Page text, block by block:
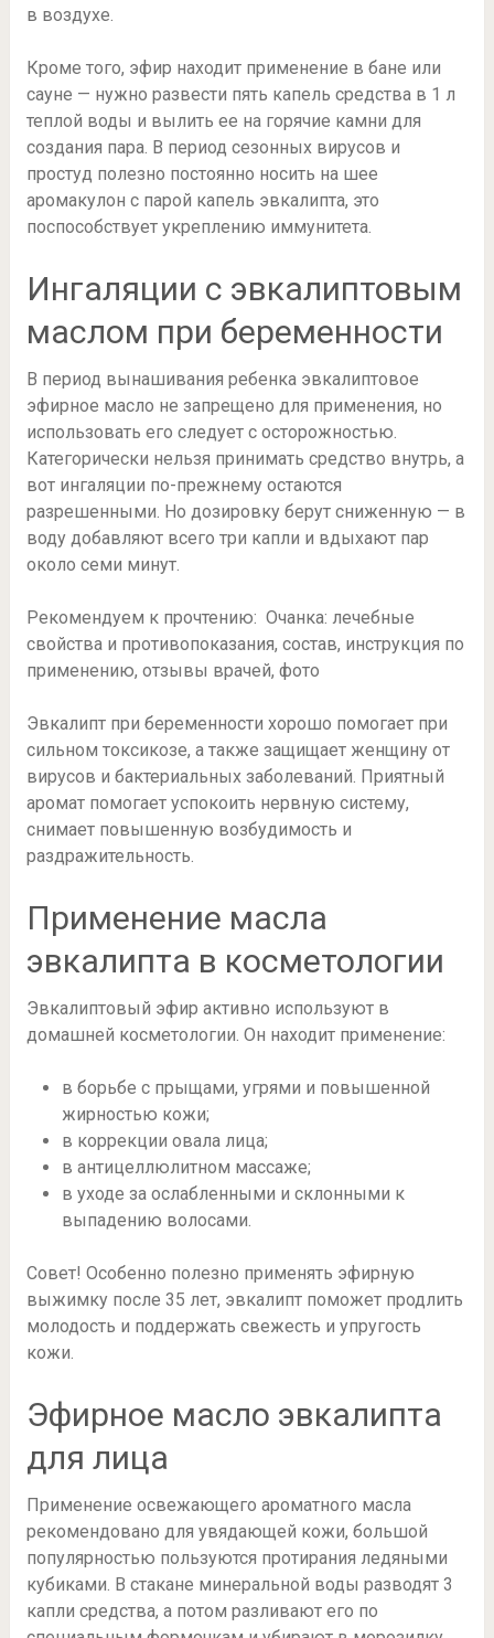
в воздухе.
Кроме того, эфир находит применение в бане или
сауне — нужно развести пять капель средства в 1 л
теплой воды и вылить ее на горячие камни для
создания пара. В период сезонных вирусов и
простуд полезно постоянно носить на шее
аромакулон с парой капель эвкалипта, это
поспособствует укреплению иммунитета.
Ингаляции с эвкалиптовым
маслом при беременности
В период вынашивания ребенка эвкалиптовое
эфирное масло не запрещено для применения, но
использовать его следует с осторожностью.
Категорически нельзя принимать средство внутрь, а
вот ингаляции по-прежнему остаются
разрешенными. Но дозировку берут сниженную — в
воду добавляют всего три капли и вдыхают пар
около семи минут.
Рекомендуем к прочтению: Очанка: лечебные
свойства и противопоказания, состав, инструкция по
применению, отзывы врачей, фото
Эвкалипт при беременности хорошо помогает при
сильном токсикозе, а также защищает женщину от
вирусов и бактериальных заболеваний. Приятный
аромат помогает успокоить нервную систему,
снимает повышенную возбудимость и
раздражительность.
Применение масла
эвкалипта в косметологии
Эвкалиптовый эфир активно используют в
домашней косметологии. Он находит применение:
в борьбе с прыщами, угрями и повышенной
жирностью кожи;
в коррекции овала лица;
в антицеллюлитном массаже;
в уходе за ослабленными и склонными к
выпадению волосами.
Совет! Особенно полезно применять эфирную
выжимку после 35 лет, эвкалипт поможет продлить
молодость и поддержать свежесть и упругость
кожи.
Эфирное масло эвкалипта
для лица
Применение освежающего ароматного масла
рекомендовано для увядающей кожи, большой
популярностью пользуются протирания ледяными
кубиками. В стакане минеральной воды разводят 3
капли средства, а потом разливают его по